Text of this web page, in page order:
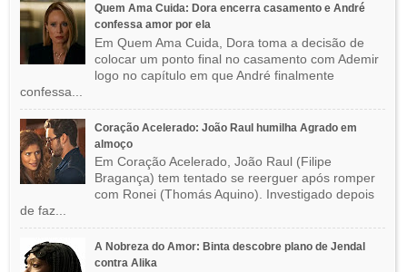
Quem Ama Cuida: Dora encerra casamento e André
confessa amor por ela
Em Quem Ama Cuida, Dora toma a decisão de
colocar um ponto final no casamento com Ademir
logo no capítulo em que André finalmente
confessa...
Coração Acelerado: João Raul humilha Agrado em
almoço
Em Coração Acelerado, João Raul (Filipe
Bragança) tem tentado se reerguer após romper
com Ronei (Thomás Aquino). Investigado depois
de faz...
A Nobreza do Amor: Binta descobre plano de Jendal
contra Alika